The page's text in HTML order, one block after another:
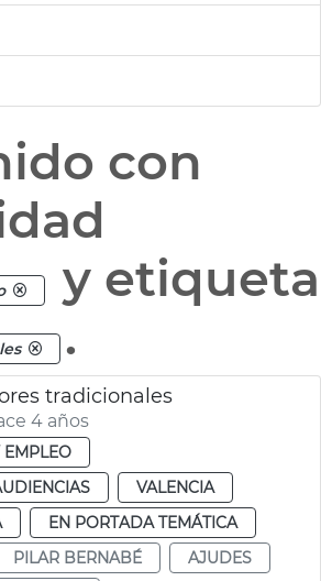
con
y etiqueta
.
tradicionales
4 años
EMPLEO
VALENCIA
EN PORTADA TEMÁTICA
PILAR BERNABÉ
AJUDES